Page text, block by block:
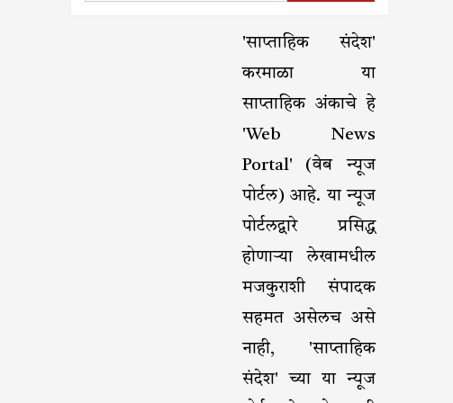
'साप्ताहिक संदेश'
करमाळा या
साप्ताहिक अंकाचे हे
'Web News
Portal' (वेब न्यूज
पोर्टल) आहे. या न्यूज
पोर्टलद्वारे प्रसिद्ध
होणाऱ्या लेखामधील
मजकुराशी संपादक
सहमत असेलच असे
नाही, 'साप्ताहिक
संदेश' च्या या न्यूज